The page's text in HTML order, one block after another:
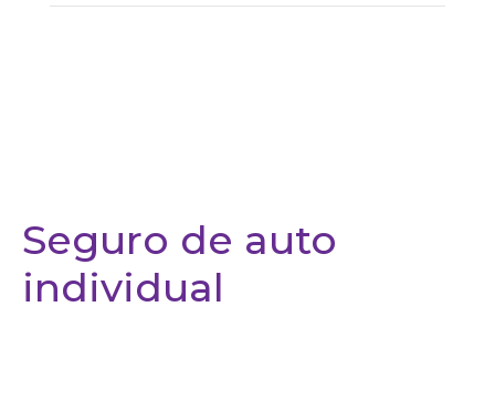
Seguro de auto
individual